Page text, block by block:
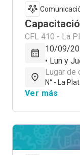
CFL 410 - La
10/09/
• Lun y
Lugar de
N° - La
Ver más